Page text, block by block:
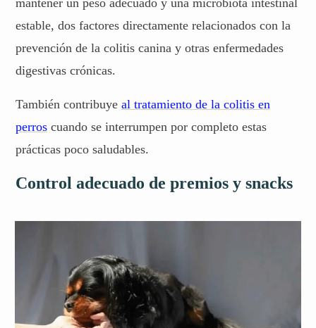
mantener un peso adecuado y una microbiota intestinal
estable, dos factores directamente relacionados con la
prevención de la colitis canina y otras enfermedades
digestivas crónicas.
También contribuye al tratamiento de la colitis en
perros cuando se interrumpen por completo estas
prácticas poco saludables.
Control adecuado de premios y snacks